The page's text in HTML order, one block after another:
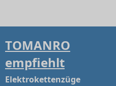
TOMANRO
empfiehlt
Elektrokettenzüge